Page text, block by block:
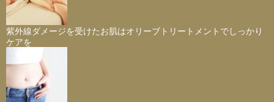
紫外線ダメージを受けたお肌はオリーブトリートメントでしっかり
ケアを